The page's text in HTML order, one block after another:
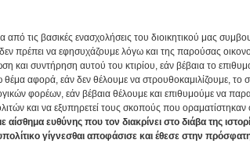
τις βασικές ενασχολήσεις του διοικητικού μας
πρέπει να εφησυχάζουμε λόγω και της παρούσας
και συντήρηση αυτού του κτιρίου, εάν βέβαια το
αφορά, εάν δεν θέλουμε να στρουθοκαμιλίζουμε, το
φορέων, εάν βέβαια θέλουμε και επιθυμούμε να
και να εξυπηρετεί τους σκοπούς που οραματίστηκαν
ευθύνης που τον διακρίνει στο διάβα της
γίγνεσθαι αποφάσισε και έθεσε στην